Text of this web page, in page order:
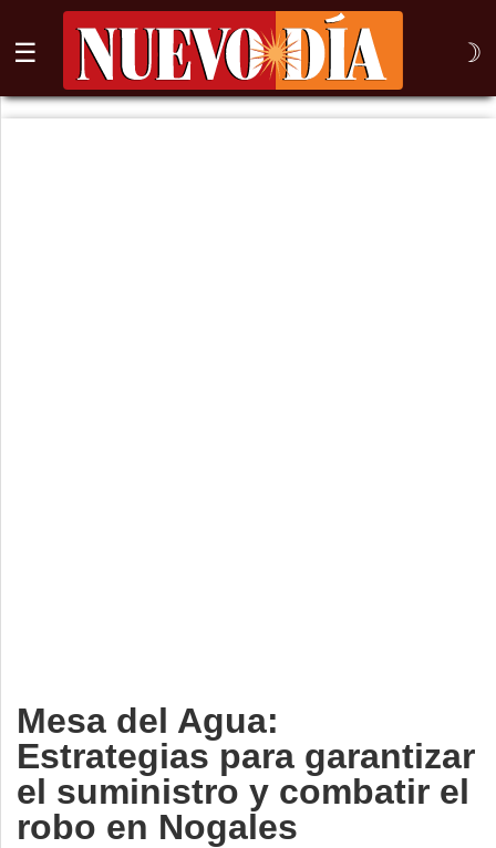
☰ ☽
⌕
Mesa del Agua:
Estrategias para garantizar
el suministro y combatir el
robo en Nogales